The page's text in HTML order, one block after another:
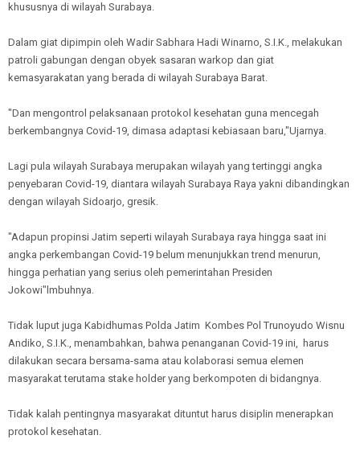
khususnya di wilayah Surabaya.
Dalam giat dipimpin oleh Wadir Sabhara Hadi Winarno, S.I.K., melakukan
patroli gabungan dengan obyek sasaran warkop dan giat
kemasyarakatan yang berada di wilayah Surabaya Barat.
"Dan mengontrol pelaksanaan protokol kesehatan guna mencegah
berkembangnya Covid-19, dimasa adaptasi kebiasaan baru,"Ujarnya.
Lagi pula wilayah Surabaya merupakan wilayah yang tertinggi angka
penyebaran Covid-19, diantara wilayah Surabaya Raya yakni dibandingkan
dengan wilayah Sidoarjo, gresik.
"Adapun propinsi Jatim seperti wilayah Surabaya raya hingga saat ini
angka perkembangan Covid-19 belum menunjukkan trend menurun,
hingga perhatian yang serius oleh pemerintahan Presiden
Jokowi"lmbuhnya.
Tidak luput juga Kabidhumas Polda Jatim Kombes Pol Trunoyudo Wisnu
Andiko, S.I.K., menambahkan, bahwa penanganan Covid-19 ini, harus
dilakukan secara bersama-sama atau kolaborasi semua elemen
masyarakat terutama stake holder yang berkompoten di bidangnya.
Tidak kalah pentingnya masyarakat dituntut harus disiplin menerapkan
protokol kesehatan.